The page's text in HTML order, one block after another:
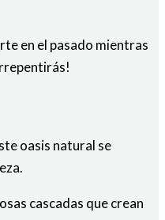
en el pasado mientras
oasis natural se
cascadas que crean